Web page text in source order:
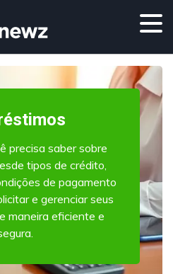
precisa saber sobre
tipos de crédito,
de pagamento
e gerenciar seus
maneira eficiente e